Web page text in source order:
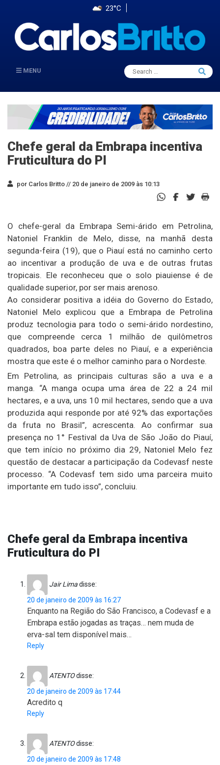
23°C
MENU
Search
for:
Search
Chefe geral da Embrapa incentiva
Fruticultura do PI
por Carlos Britto // 20 de janeiro de 2009 às 10:13
O chefe-geral da Embrapa Semi-árido em Petrolina,
Natoniel Franklin de Melo, disse, na manhã desta
segunda-feira (19), que o Piauí está no caminho certo
ao incentivar a produção de uva e de outras frutas
tropicais. Ele reconheceu que o solo piauiense é de
qualidade superior, por ser mais arenoso.
Ao considerar positiva a idéia do Governo do Estado,
Natoniel Melo explicou que a Embrapa de Petrolina
produz tecnologia para todo o semi-árido nordestino,
que compreende cerca 1 milhão de quilômetros
quadrados, boa parte deles no Piauí, e a experiência
mostra que este é o melhor caminho para o Nordeste.
Em Petrolina, as principais culturas são a uva e a
manga. “A manga ocupa uma área de 22 a 24 mil
hectares, e a uva, uns 10 mil hectares, sendo que a uva
produzida aqui responde por até 92% das exportações
da fruta no Brasil”, acrescenta. Ao confirmar sua
presença no 1° Festival da Uva de São João do Piauí,
que tem início no próximo dia 29, Natoniel Melo fez
questão de destacar a participação da Codevasf neste
processo. “A Codevasf tem sido uma parceira muito
importante em tudo isso”, concluiu.
Chefe geral da Embrapa incentiva
Fruticultura do PI
Jair Limadisse:
20 de janeiro de 2009 às 16:27
Enquanto na Região do São Francisco, a Codevasf e a
Embrapa estão jogadas as traças… nem muda de
erva-sal tem disponível mais…
Reply
ATENTOdisse:
20 de janeiro de 2009 às 17:44
Acredito q
Reply
ATENTOdisse:
20 de janeiro de 2009 às 17:48